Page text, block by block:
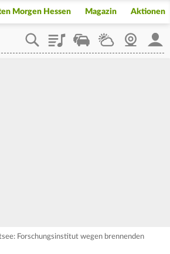
Morgen Hessen Magazin Aktionen
PlaylistStaupilotWetterWebcam
Forschungsinstitut wegen brennenden